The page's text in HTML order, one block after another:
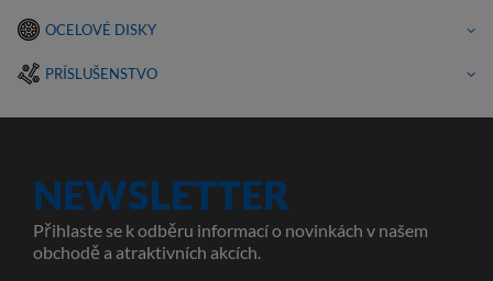
OCELOVÉ DISKY
PRÍSLUŠENSTVO
NEWSLETTER
Přihlaste se k odběru informací o novinkách v našem
obchodě a atraktivních akcích.